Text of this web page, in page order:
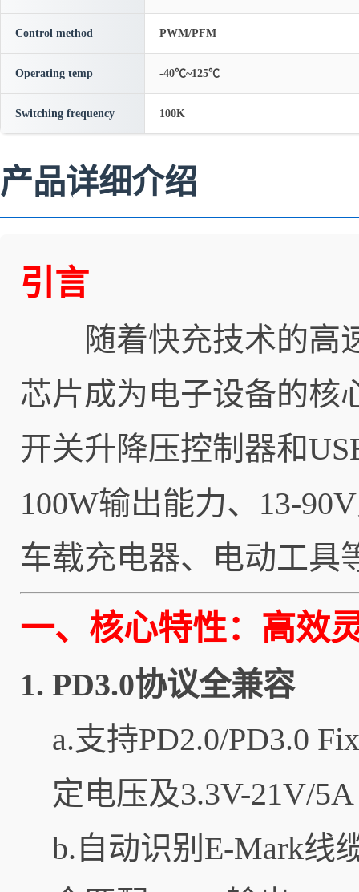
Control method PWM/PFM
Operating temp -40℃~125℃
Switching frequency 100K
产品详细介绍
引言
随着快充技术的高速
芯片成为电子设备的核
开关升降压控制器和
100W输出能力、13-
车载充电器、电动工具
一、核心特性：高效
1. PD3.0协议全兼容
a.支持PD2.0/PD3.0
定电压及3.3V-21V/
b.自动识别E-Mark线